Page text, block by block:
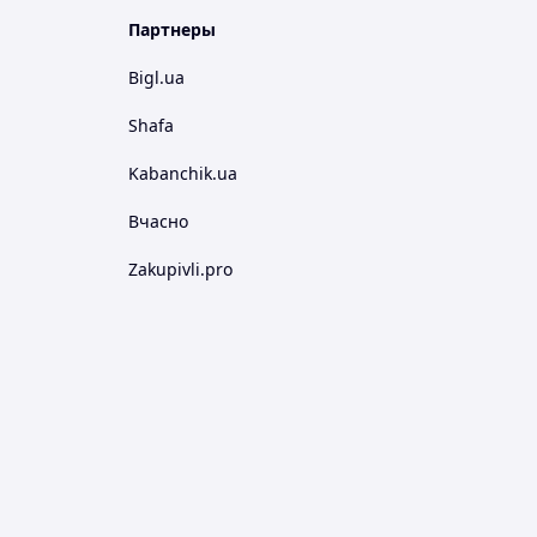
Партнеры
Bigl.ua
Shafa
Kabanchik.ua
Вчасно
Zakupivli.pro